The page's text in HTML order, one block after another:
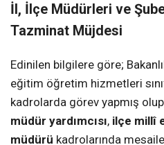
İl, İlçe Müdürleri ve
Tazminat Müjdesi
Edinilen bilgilere göre;
eğitim öğretim hizmetleri
kadrolarda görev yapmış
müdür yardımcısı, ilçe millî
müdürü kadrolarında